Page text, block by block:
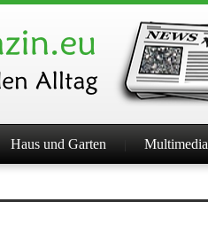
Haus und Garten Multimedia